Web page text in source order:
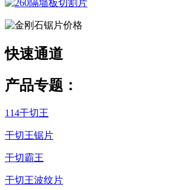
快速通道
产品专题：
114干切王
干切王锯片
干切霸王
干切王波纹片